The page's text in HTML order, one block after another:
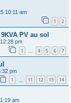
10:11 am
1 2
PV au sol
pm
1 … 4 5 6 7
pm
1 11 12 13 14
am